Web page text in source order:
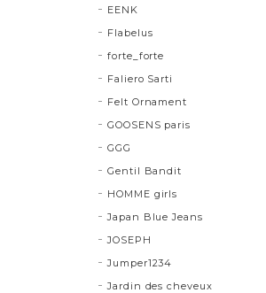
EENK
Flabelus
forte_forte
Faliero Sarti
Felt Ornament
GOOSENS paris
GGG
Gentil Bandit
HOMME girls
Japan Blue Jeans
JOSEPH
Jumper1234
Jardin des cheveux